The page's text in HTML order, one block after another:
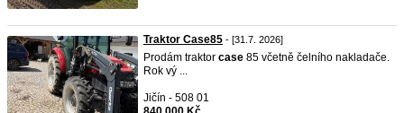
Traktor Case85 - [31.7. 2026]
Prodám traktor case 85 včetně čelního nakladače.
Rok vý ...
Jičín - 508 01